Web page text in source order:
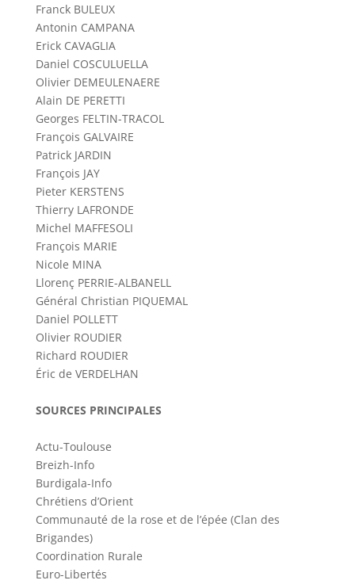
Franck BULEUX
Antonin CAMPANA
Erick CAVAGLIA
Daniel COSCULUELLA
Olivier DEMEULENAERE
Alain DE PERETTI
Georges FELTIN-TRACOL
François GALVAIRE
Patrick JARDIN
François JAY
Pieter KERSTENS
Thierry LAFRONDE
Michel MAFFESOLI
François MARIE
Nicole MINA
Llorenç PERRIE-ALBANELL
Général Christian PIQUEMAL
Daniel POLLETT
Olivier ROUDIER
Richard ROUDIER
Éric de VERDELHAN
SOURCES PRINCIPALES
Actu-Toulouse
Breizh-Info
Burdigala-Info
Chrétiens d’Orient
Communauté de la rose et de l’épée (Clan des
Brigandes)
Coordination Rurale
Euro-Libertés